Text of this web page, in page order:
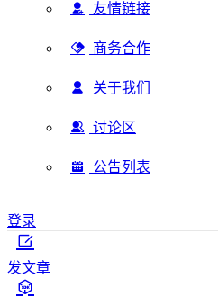
友情链接
商务合作
关于我们
讨论区
公告列表
登录
发文章